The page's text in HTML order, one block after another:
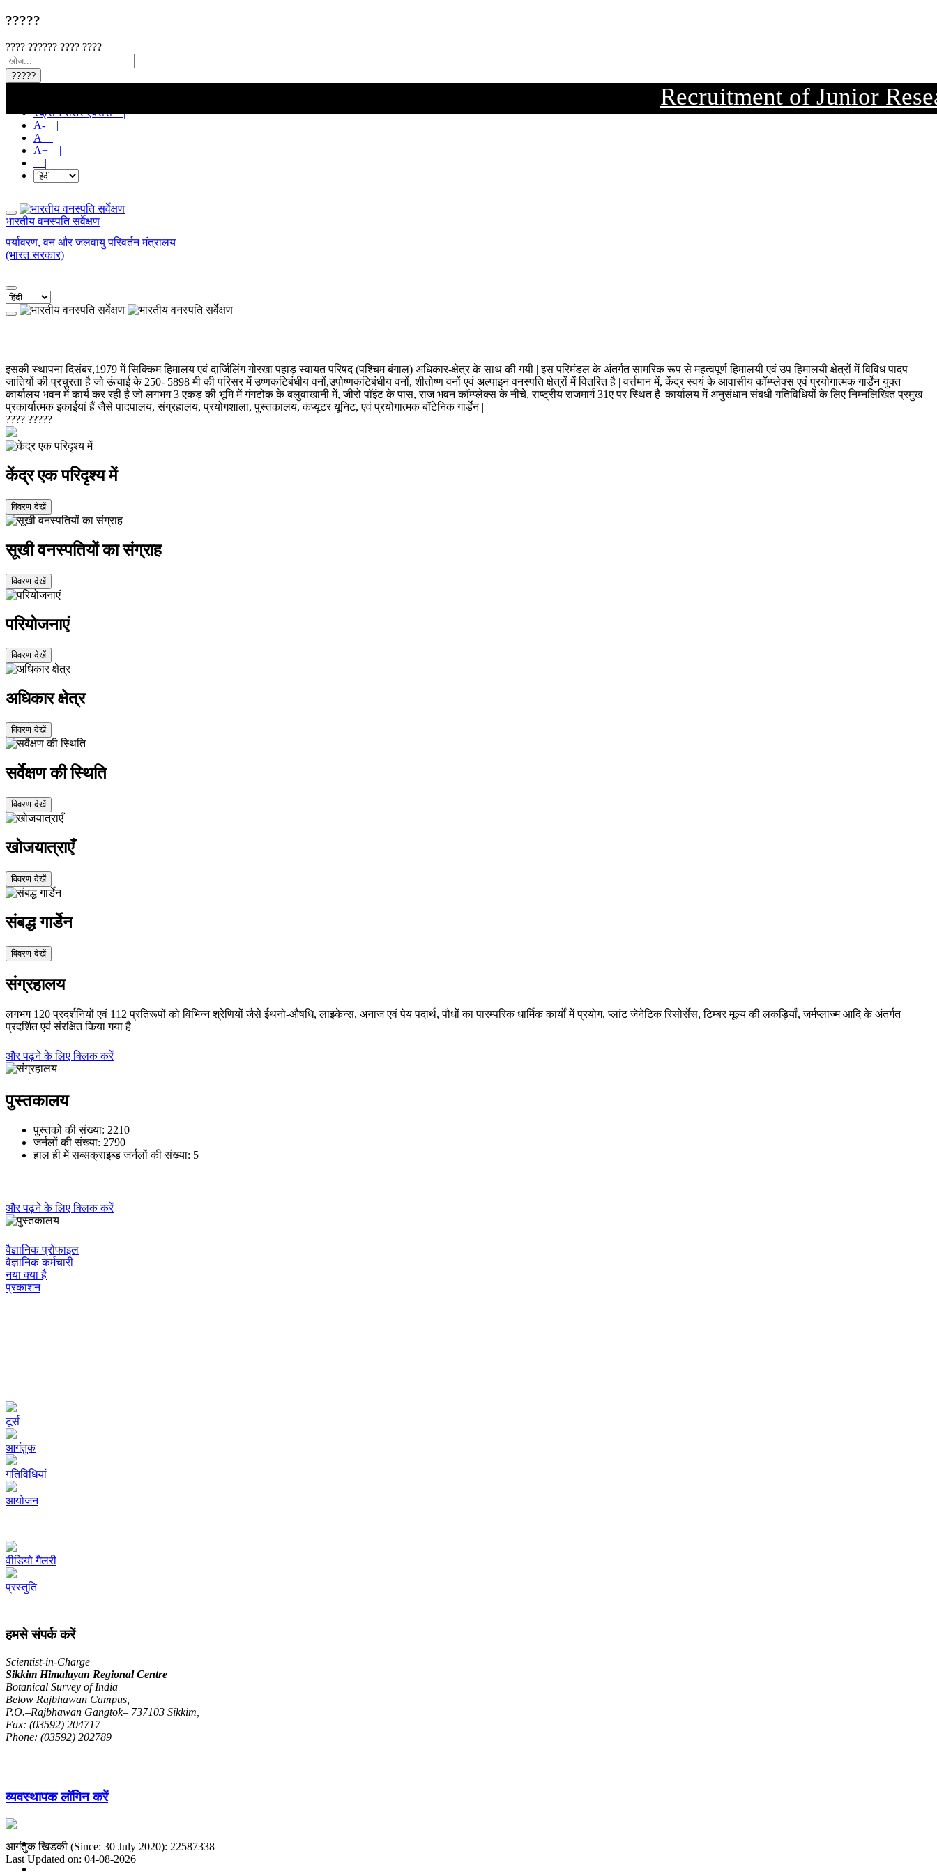
?????
???? ?????? ???? ????
?????
Recruitment of Junior
स्क्रीन रीडर एक्सेस |
A- |
A |
A+ |
|
भारतीय वनस्पति सर्वेक्षण
पर्यावरण, वन और जलवायु परिवर्तन मंत्रालय
(भारत सरकार)
इसकी स्थापना दिसंबर,1979 में सिक्किम हिमालय एवं दार्जिलिंग गोरखा पहाड़ स्वायत परिषद (पश्चिम बंगाल) अधिकार-क्षेत्र के साथ की गयी | इस परिमंडल के अंतर्गत सामरिक रूप से महत्वपूर्ण हिमालयी एवं उप हिमालयी क्षेत्रों में विविध पादप
जातियों की प्रचुरता है जो ऊंचाई के 250- 5898 मी की परिसर में उष्णकटिबंधीय वनों,उपोष्णकटिबंधीय वनों, शीतोष्ण वनों एवं अल्पाइन वनस्पति क्षेत्रों में वितरित है | वर्त्तमान में, केंद्र स्वयं के आवासीय कॉम्प्लेक्स एवं प्रयोगात्मक गार्डेन युक्त
कार्यालय भवन में कार्य कर रही है जो लगभग 3 एकड़ की भूमि में गंगटोक के बलुवाखानी में, जीरो पॉइंट के पास, राज भवन कॉम्प्लेक्स के नीचे, राष्ट्रीय राजमार्ग 31ए पर स्थित है |कार्यालय में अनुसंधान संबधी गतिविधियों के लिए निम्नलिखित प्रमुख
प्रकार्यात्मक इकाईयां हैं जैसे पादपालय, संग्रहालय, प्रयोगशाला, पुस्तकालय, कंप्यूटर यूनिट, एवं प्रयोगात्मक बॉटेनिक गार्डेन |
???? ?????
केंद्र एक परिदृश्य में
विवरण देखें
सूखी वनस्पतियों का संग्राह
विवरण देखें
परियोजनाएं
विवरण देखें
अधिकार क्षेत्र
विवरण देखें
सर्वेक्षण की स्थिति
विवरण देखें
खोजयात्राएँ
विवरण देखें
संबद्ध गार्डेन
विवरण देखें
संग्रहालय
लगभग 120 प्रदर्शनियों एवं 112 प्रतिरूपों को विभिन्न श्रेणियों जैसे ईथनो-औषधि,लाइकेन्स, अनाज एवं पेय पदार्थ,पौधों का पारम्परिक धार्मिक कार्यों में प्रयोग,प्लांट जेनेटिक रिसोर्सेस,टिम्बर मूल्य की लकड़ियाँ,जर्मप्लाज्म आदि के अंतर्गत
प्रदर्शित एवं संरक्षित किया गया है |
और पढ़ने के लिए क्लिक करें
पुस्तकालय
पुस्तकों की संख्या: 2210
जर्नलों की संख्या: 2790
हाल ही में सब्सक्राइब्ड जर्नलों की संख्या: 5
और पढ़ने के लिए क्लिक करें
वैज्ञानिक प्रोफाइल
वैज्ञानिक कर्मचारी
नया क्या है
प्रकाशन
टूर्स
आगंतुक
गतिविधियां
आयोजन
वीडियो गैलरी
प्रस्तुति
हमसे संपर्क करें
Scientist-in-Charge
Sikkim Himalayan Regional Centre
Botanical Survey of India
Below Rajbhawan Campus,
P.O.–Rajbhawan Gangtok– 737103 Sikkim,
Fax: (03592) 204717
Phone: (03592) 202789
व्यवस्थापक लॉगिन करें
आगंतुक खिडकी (Since: 30 July 2020): 22587338
Last Updated on: 04-08-2026